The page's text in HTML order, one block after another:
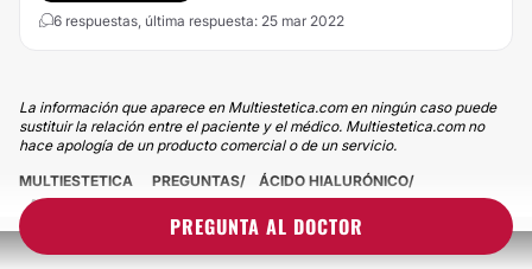
6 respuestas, última respuesta: 25 mar 2022
La información que aparece en Multiestetica.com en ningún caso puede
sustituir la relación entre el paciente y el médico. Multiestetica.com no
hace apología de un producto comercial o de un servicio.
PREGUNTA AL DOCTOR
MULTIESTETICA PREGUNTAS
ÁCIDO HIALURÓNICO
ACIDO HIALURONICO EN BRAZOS